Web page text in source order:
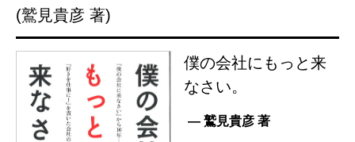
(鷲見貴彦 著)
僕の会社にもっと来
なさい。
— 鷲見貴彦 著